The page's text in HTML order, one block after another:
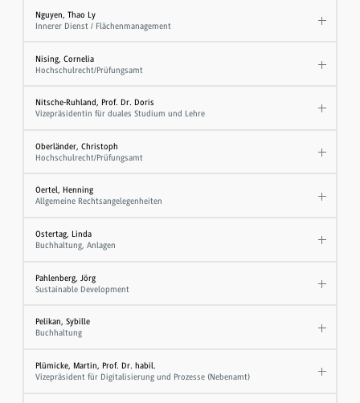
Nguyen, Thao Ly
Innerer Dienst / Flächenmanagement
Nising, Cornelia
Hochschulrecht/Prüfungsamt
Nitsche-Ruhland, Prof. Dr. Doris
Vizepräsidentin für duales Studium und Lehre
Oberländer, Christoph
Hochschulrecht/Prüfungsamt
Oertel, Henning
Allgemeine Rechtsangelegenheiten
Ostertag, Linda
Buchhaltung, Anlagen
Pahlenberg, Jörg
Sustainable Development
Pelikan, Sybille
Buchhaltung
Plümicke, Martin, Prof. Dr. habil.
Vizepräsident für Digitalisierung und Prozesse (Nebenamt)